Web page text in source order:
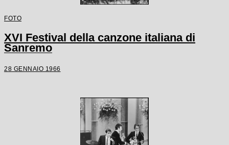
FOTO
XVI Festival della canzone italiana di
Sanremo
28 GENNAIO 1966